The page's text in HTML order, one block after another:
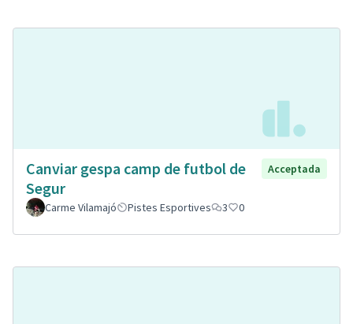
Canviar gespa camp de futbol de
Segur
Acceptada
Carme Vilamajó Pistes Esportives 3 0